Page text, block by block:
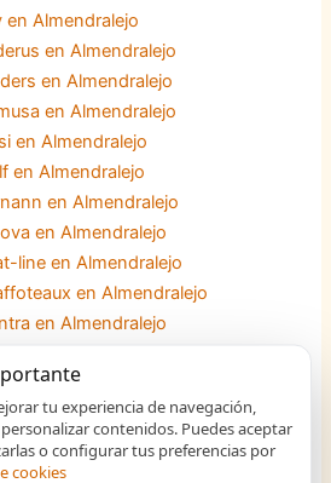
tu experiencia de navegación,
contenidos. Puedes aceptar
o configurar tus preferencias por
cookies